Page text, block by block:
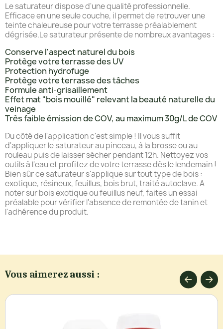
Le saturateur dispose d'une qualité professionnelle.
Efficace en une seule couche, il permet de retrouver une
teinte chaleureuse pour votre terrasse préalablement
dégrisée.Le saturateur présente de nombreux avantages :
Conserve l'aspect naturel du bois
Protège votre terrasse des UV
Protection hydrofuge
Protège votre terrasse des tâches
Formule anti-grisaillement
Effet mat "bois mouillé" relevant la beauté naturelle du
veinage
Très faible émission de COV, au maximum 30g/L de COV
Du côté de l'application c'est simple ! Il vous suffit
d'appliquer le saturateur au pinceau, à la brosse ou au
rouleau puis de laisser sécher pendant 12h. Nettoyez vos
outils à l'eau et profitez de votre terrasse dès le lendemain !
Bien sûr ce saturateur s'applique sur tout type de bois :
exotique, résineux, feuillus, bois brut, traité autoclave. A
noter sur bois exotique ou feuillus neuf, faites un essai
préalable pour vérifier l'absence de remontée de tanin et
l'adhérence du produit.
Vous aimerez aussi :